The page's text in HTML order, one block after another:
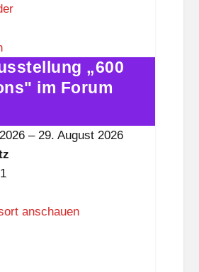
„600
im Forum
– 29. August 2026
anschauen